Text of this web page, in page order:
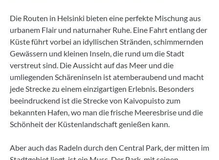
Die Routen in Helsinki bieten eine perfekte Mischung aus
urbanem Flair und naturnaher Ruhe. Eine Fahrt entlang der
Küste führt vorbei an idyllischen Stränden, schimmernden
Gewässern und kleinen Inseln, die rund um die Stadt
verstreut sind. Die Aussicht auf das Meer und die
umliegenden Schäreninseln ist atemberaubend und macht
jede Strecke zu einem einzigartigen Erlebnis. Besonders
beeindruckend ist die Strecke von Kaivopuisto zum
bekannten Hafen, wo man die frische Meeresbrise und die
Schönheit der Küstenlandschaft genießen kann.
Aber auch das Radeln durch den Central Park, der mitten im